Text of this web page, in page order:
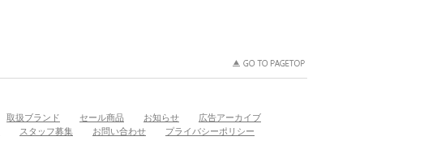
取扱ブランド セール商品 お知らせ
広告アーカイブ
スタッフ募集 お問い合わせ
プライバシーポリシー